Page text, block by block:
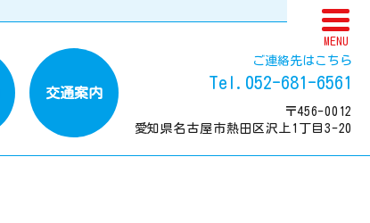
交通案内
MENU
ご連絡先はこちら
Tel.052-681-6561
〒456-0012
愛知県名古屋市熱田区沢上1丁目3-20